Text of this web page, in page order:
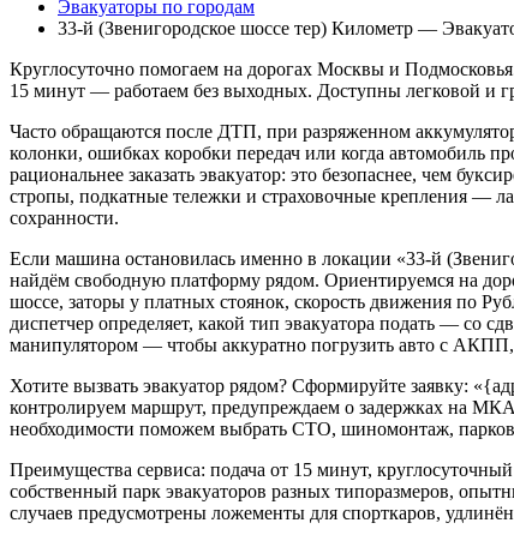
Эвакуаторы по городам
33-й (Звенигородское шоссе тер) Километр —
Круглосуточно помогаем на дорогах Москвы и
15 минут — работаем без выходных. Доступны легковой и
Часто обращаются после ДТП, при разряженном
колонки, ошибках коробки передач или когда автомобиль
рациональнее заказать эвакуатор: это безопаснее, чем
стропы, подкатные тележки и страховочные крепления —
сохранности.
Если машина остановилась именно в локации «33-й
найдём свободную платформу рядом. Ориентируемся на
шоссе, заторы у платных стоянок, скорость движения по
диспетчер определяет, какой тип эвакуатора подать — со
манипулятором — чтобы аккуратно погрузить авто с
Хотите вызвать эвакуатор рядом? Сформируйте заявку:
контролируем маршрут, предупреждаем о задержках на
необходимости поможем выбрать СТО, шиномонтаж,
Преимущества сервиса: подача от 15 минут, круглосуточный
собственный парк эвакуаторов разных типоразмеров,
случаев предусмотрены ложементы для спорткаров,